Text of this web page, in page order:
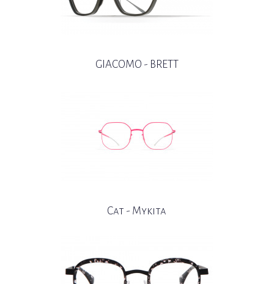
GIACOMO - BRETT
Cat - Mykita